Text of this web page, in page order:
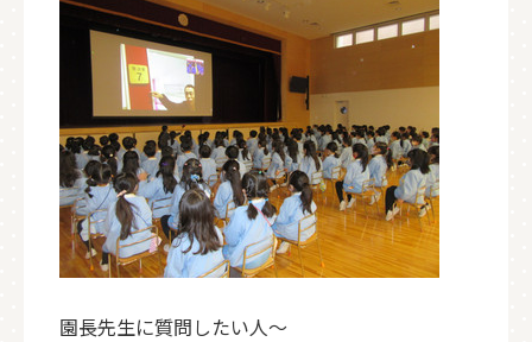
園長先生に質問したい人～